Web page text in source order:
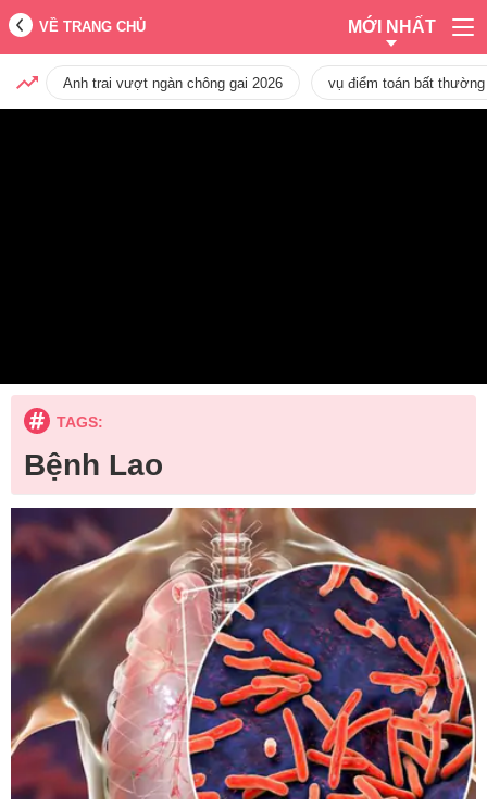
VỀ TRANG CHỦ MỚI NHẤT
Anh trai vượt ngàn chông gai 2026 vụ điểm toán bất
TAGS:
Bệnh Lao